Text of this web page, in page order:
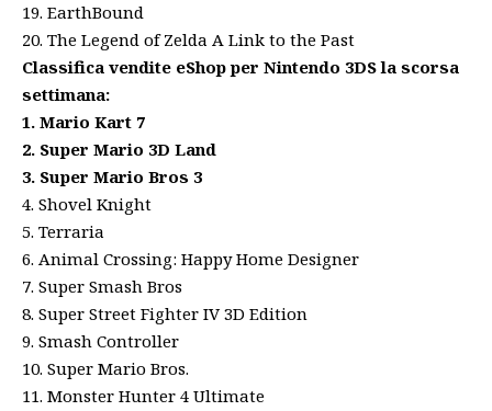
19. EarthBound
20. The Legend of Zelda A Link to the Past
Classifica vendite eShop per Nintendo 3DS la scorsa
settimana:
1. Mario Kart 7
2. Super Mario 3D Land
3. Super Mario Bros 3
4. Shovel Knight
5. Terraria
6. Animal Crossing: Happy Home Designer
7. Super Smash Bros
8. Super Street Fighter IV 3D Edition
9. Smash Controller
10. Super Mario Bros.
11. Monster Hunter 4 Ultimate